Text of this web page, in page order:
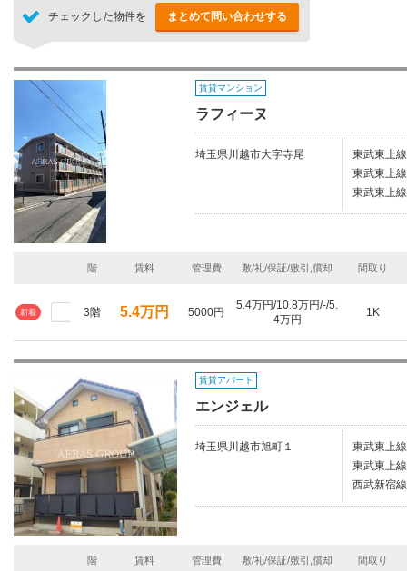
チェックした物件を まとめて問い合わせする
賃貸マンション
ラフィーヌ
埼玉県川越市大字寺尾
東武東上
東武東上
東武東上
階 賃料 管理費 敷/礼/保証/敷引,償却 間取り
新着 3階 5.4万円 5000円
5.4万円/10.8万円/-/5.
4万円
1K
賃貸アパート
エンジェル
埼玉県川越市旭町１
東武東上
東武東上
西武新宿
階 賃料 管理費 敷/礼/保証/敷引,償却 間取り